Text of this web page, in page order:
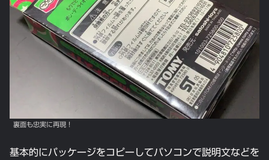
裏面も忠実に再現！
基本的にパッケージをコピーしてパソコンで説明文などを